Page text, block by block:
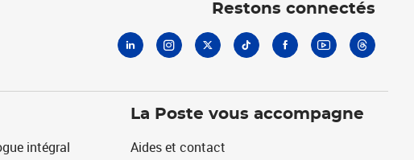
Restons connectés
intégral
La Poste vous accompagne
Aides et contact